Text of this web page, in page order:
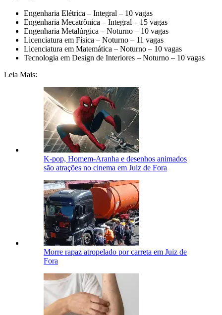
Engenharia Elétrica – Integral – 10 vagas
Engenharia Mecatrônica – Integral – 15 vagas
Engenharia Metalúrgica – Noturno – 10 vagas
Licenciatura em Física – Noturno – 11 vagas
Licenciatura em Matemática – Noturno – 10 vagas
Tecnologia em Design de Interiores – Noturno – 10 vagas
Leia Mais:
K-pop, Homem-Aranha e desenhos animados
são atrações no cinema em Juiz de Fora
Morre rapaz atropelado por carreta em Juiz de
Fora